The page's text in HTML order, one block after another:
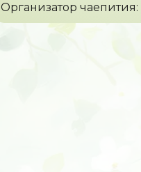
Организатор чаепития: